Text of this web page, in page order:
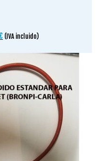
El
es:
(IVA incluido)